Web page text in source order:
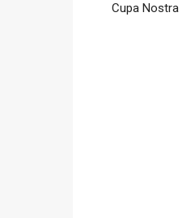
Cupa Nostra